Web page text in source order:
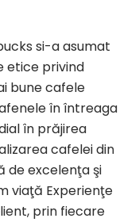
si-a asumat
etice privind
bune cafele
în întreaga
în prăjirea
cafelei din
de excelenţa şi
viaţă Experienţe
prin fiecare